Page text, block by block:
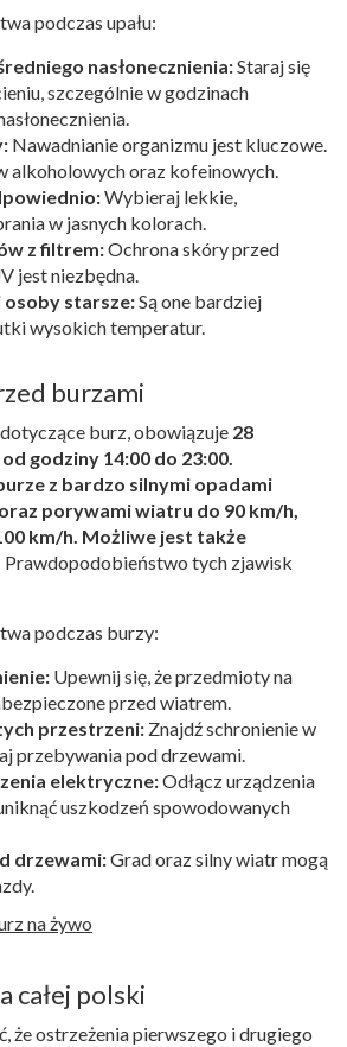
podczas upału:
nasłonecznienia:Staraj się
szczególnie w godzinach
Nawadnianie organizmu jest kluczowe.
alkoholowych oraz kofeinowych.
Wybieraj lekkie,
w jasnych kolorach.
z filtrem:Ochrona skóry przed
jest niezbędna.
osoby starsze:Są one bardziej
wysokich temperatur.
burzami
burz, obowiązuje 28
godziny 14:00 do 23:00.
z bardzo silnymi opadami
porywami wiatru do 90 km/h,
km/h. Możliwe jest także
Prawdopodobieństwo tych zjawisk
podczas burzy:
Upewnij się, że przedmioty na
przed wiatrem.
przestrzeni: Znajdź schronienie w
przebywania pod drzewami.
elektryczne:Odłącz urządzenia
uszkodzeń spowodowanych
drzewami:Grad oraz silny wiatr mogą
na żywo
całej polski
że ostrzeżenia pierwszego i drugiego